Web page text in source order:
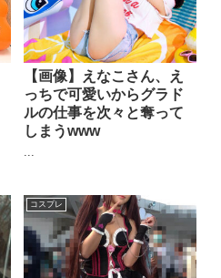
【画像】えなこさん、え
っちで可愛いからグラド
ルの仕事を次々と奪って
しまうwww
コスプレ